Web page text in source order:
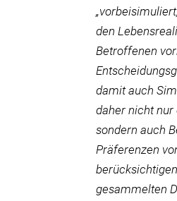
den
Betroffenen
damit auch
daher nicht nur
sondern auch
Präferenzen
gesammelten